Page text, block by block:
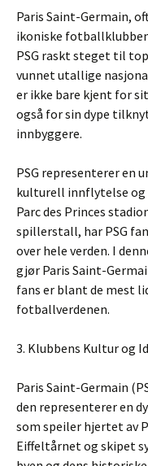
Paris Saint-Germain,
ikoniske
PSG raskt steget til
vunnet utallige
er ikke bare kjent for
også for sin dype
innbyggere.
PSG representerer en
kulturell innflytelse og
Parc des Princes
spillerstall, har PSG
over hele verden. I
gjør Paris Saint-
fans er blant de mest
fotballverdenen.
3. Klubbens Kultur og
Paris Saint-Germain
den representerer en
som speiler hjertet av
Eiffeltårnet og skipet